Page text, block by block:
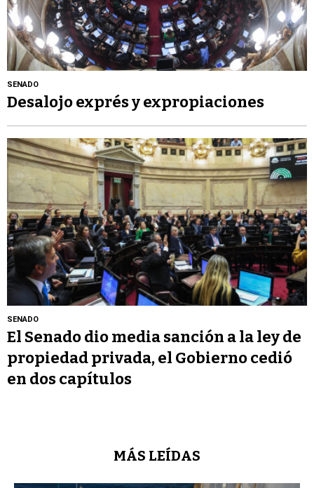
SENADO
Desalojo exprés y expropiaciones
SENADO
El Senado dio media sanción a la ley de
propiedad privada, el Gobierno cedió
en dos capítulos
MÁS LEÍDAS